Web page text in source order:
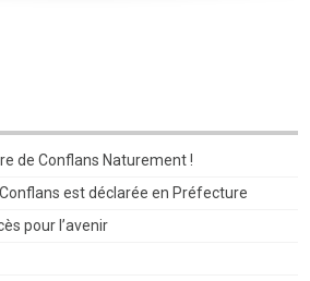
de Conflans Naturement !
Conflans est déclarée en Préfecture
pour l’avenir